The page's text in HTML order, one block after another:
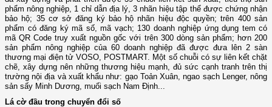
phẩm nông nghiệp, 1 chỉ dẫn địa lý, 3 nhãn hiệu tập thể được chứng nhận
bảo hộ; 35 cơ sở đăng ký bảo hộ nhãn hiệu độc quyền; trên 400 sản
phẩm có đăng ký mã số, mã vạch; 130 doanh nghiệp ứng dụng tem có
mã QR Code truy xuất nguồn gốc với trên 300 dòng sản phẩm; hơn 200
sản phẩm nông nghiệp của 60 doanh nghiệp đã được đưa lên 2 sàn
thương mại điện tử VOSO, POSTMART. Một số chuỗi có sự liên kết chặt
chẽ, xây dựng nên những thương hiệu mạnh, đủ sức cạnh tranh trên thị
trường nội địa và xuất khẩu như: gạo Toản Xuân, ngao sạch Lenger, nông
sản sấy Minh Dương, muối sạch Nam Định...
Lá cờ đầu trong chuyển đổi số